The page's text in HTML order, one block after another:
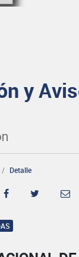
y
Detalle